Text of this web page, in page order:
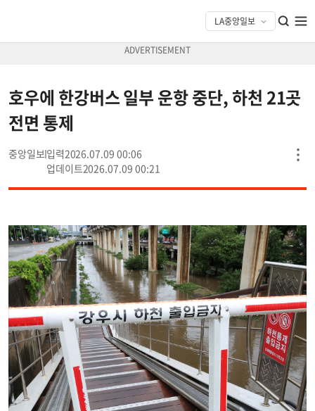
호우에 한강버스 일부 운항 중단, 하천 21곳
전면 통제
중앙일보
2026.07.09 00:06
2026.07.09 00:21